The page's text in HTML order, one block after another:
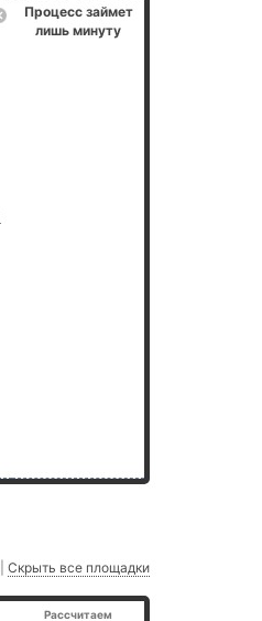
Процесс займет
лишь минуту
Скрыть все площадки
Рассчитаем